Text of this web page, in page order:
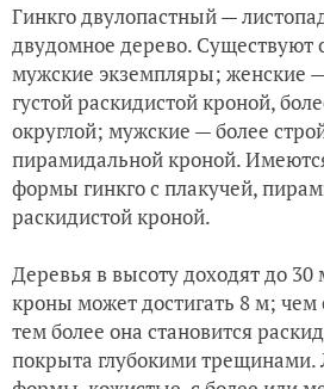
Гинкго двулопастный —
двудомное дерево. Существуют
мужские экземпляры; женские
густой раскидистой кроной,
округлой; мужские — более
пирамидальной кроной.
формы гинкго с плакучей,
раскидистой кроной.
Деревья в высоту доходят до
кроны может достигать 8 м; чем
тем более она становится
покрыта глубокими трещинами.